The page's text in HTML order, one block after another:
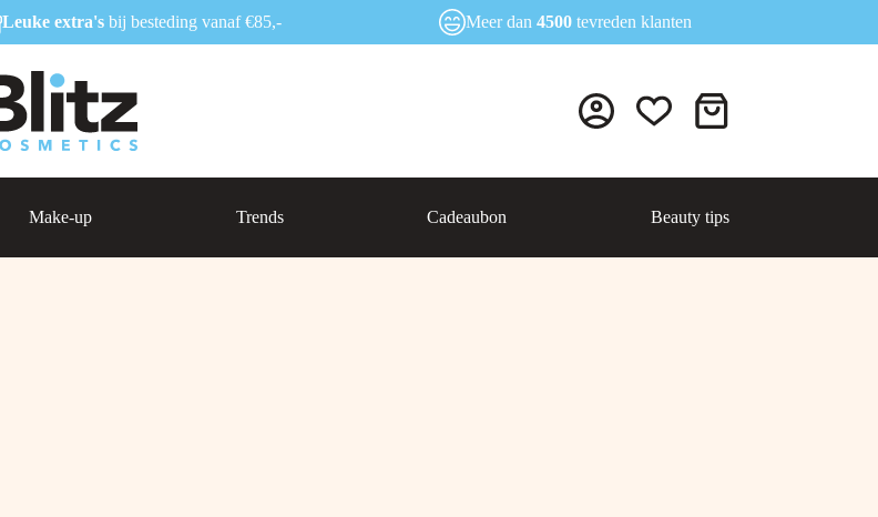
Leuke extra'sbij besteding vanaf €85,- Meer dan 4500tevreden klanten
Winkelwagen
Make-up Trends Cadeaubon Beauty tips